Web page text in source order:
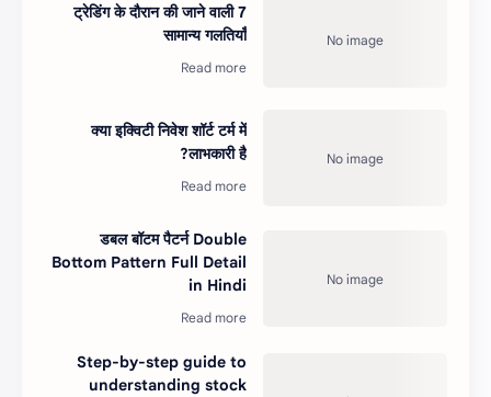
ट्रेडिंग के दौरान की जाने वाली 7
सामान्य गलतियाँ
क्या इक्विटी निवेश शॉर्ट टर्म में
लाभकारी है?
डबल बॉटम पैटर्न Double
Bottom Pattern Full Detail
in Hindi
Step-by-step guide to
understanding stock